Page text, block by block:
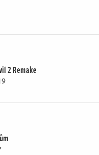
2 Remake